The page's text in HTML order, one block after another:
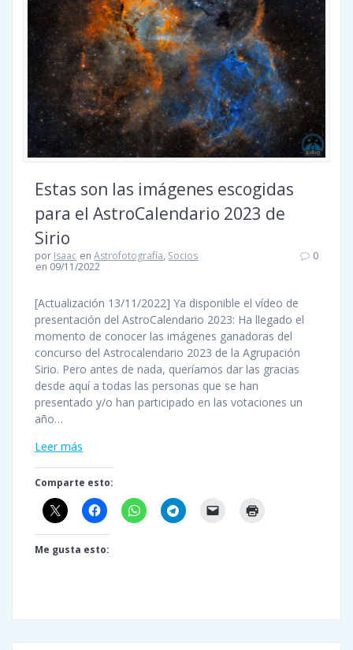
Estas son las imágenes escogidas
para el AstroCalendario 2023 de
Sirio
por Isaac enAstrofotografía, Socios
en 09/11/2022
0
[Actualización 13/11/2022] Ya disponible el vídeo de
presentación del AstroCalendario 2023: Ha llegado el
momento de conocer las imágenes ganadoras del
concurso del Astrocalendario 2023 de la Agrupación
Sirio. Pero antes de nada, queríamos dar las gracias
desde aquí a todas las personas que se han
presentado y/o han participado en las votaciones un
año…
Leer más
Comparte esto:
Me gusta esto: